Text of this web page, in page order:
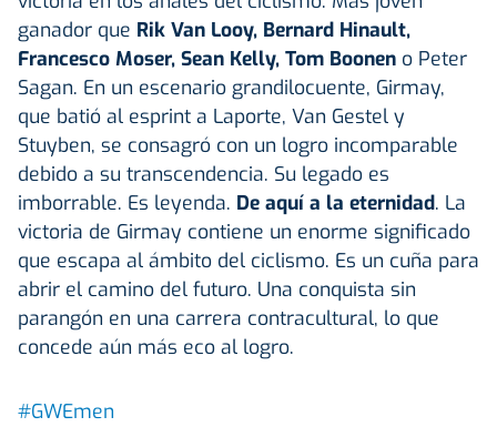
ganador que Rik Van Looy, Bernard Hinault,
Francesco Moser, Sean Kelly, Tom Boonen o Peter
Sagan. En un escenario grandilocuente, Girmay,
que batió al esprint a Laporte, Van Gestel y
Stuyben, se consagró con un logro incomparable
debido a su transcendencia. Su legado es
imborrable. Es leyenda. De aquí a la eternidad. La
victoria de Girmay contiene un enorme significado
que escapa al ámbito del ciclismo. Es un cuña para
abrir el camino del futuro. Una conquista sin
parangón en una carrera contracultural, lo que
concede aún más eco al logro.
#GWEmen